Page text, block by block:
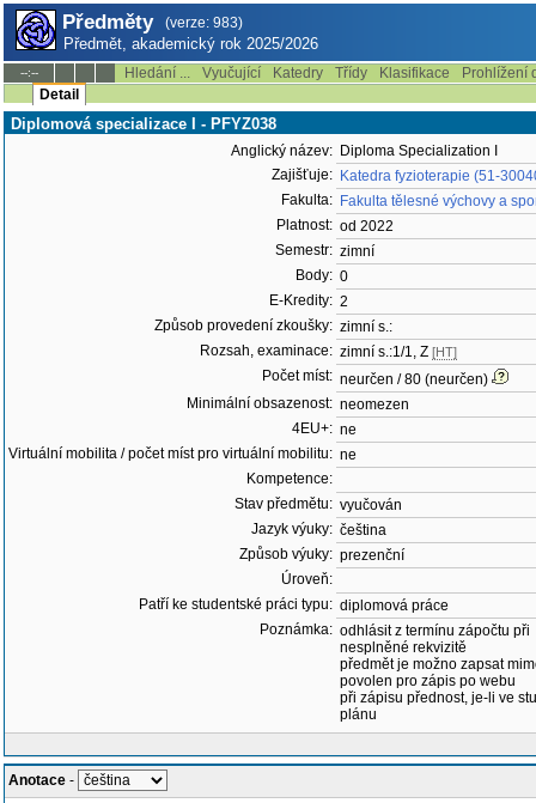
Předměty (verze: 983)
Předmět, akademický rok 2025/2026
--:-- Hledání ... Vyučující Katedry Třídy Klasifikace
Prohlížení
Detail
Diplomová specializace I - PFYZ038
Anglický název: Diploma Specialization I
Zajišťuje: Katedra fyzioterapie (51-
Fakulta: Fakulta tělesné výchovy a
Platnost: od 2022
Semestr: zimní
Body: 0
E-Kredity: 2
Způsob provedení zkoušky: zimní s.:
Rozsah, examinace: zimní s.:1/1, Z [HT]
Počet míst: neurčen / 80 (neurčen)
Minimální obsazenost: neomezen
4EU+: ne
Virtuální mobilita / počet míst pro virtuální mobilitu: ne
Kompetence:
Stav předmětu: vyučován
Jazyk výuky: čeština
Způsob výuky: prezenční
Úroveň:
Patří ke studentské práci typu: diplomová práce
Poznámka: odhlásit z termínu zápočtu při
nesplněné rekvizitě
předmět je možno zapsat
povolen pro zápis po webu
při zápisu přednost, je-li ve
plánu
Anotace -